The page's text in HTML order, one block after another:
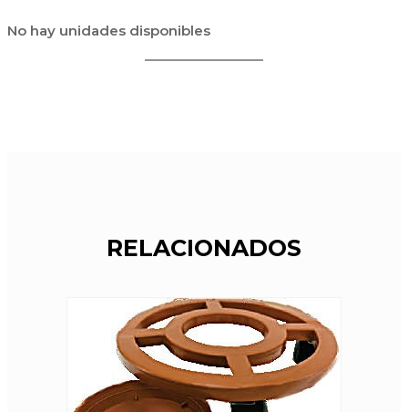
No hay unidades disponibles
RELACIONADOS